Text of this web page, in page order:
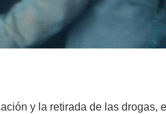
y la retirada de las drogas, el